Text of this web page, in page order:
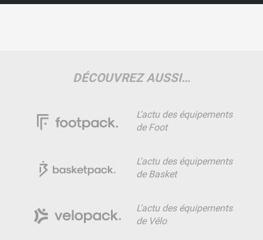
DÉCOUVREZ AUSSI…
L'actu des équipements
de Foot
L'actu des équipements
de Basket
L'actu des équipements
de Vélo